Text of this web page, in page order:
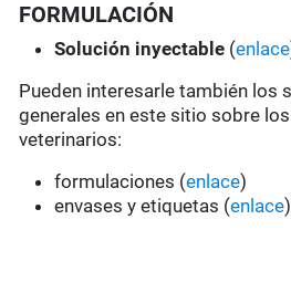
FORMULACIÓN
Solución inyectable (enlace
Pueden interesarle también los
generales en este sitio sobre
veterinarios:
formulaciones (enlace)
envases y etiquetas (enlace)